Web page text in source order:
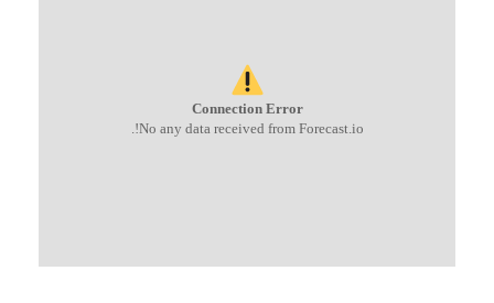
Connection Error
No any data received from Forecast.io!.